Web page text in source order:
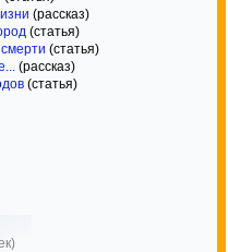
(рассказ)
(статья)
(статья)
(рассказ)
(статья)